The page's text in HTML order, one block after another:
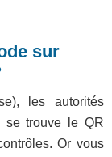
sur
les autorités
se trouve le QR
Or vous